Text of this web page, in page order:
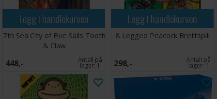
Legg i handlekurven
7th Sea City of Five Sails Tooth
& Claw
448,- Antall på
lager:1
Legg i handlekurven
8 Legged Peacock Brettspill
298,- Antall på
lager:1